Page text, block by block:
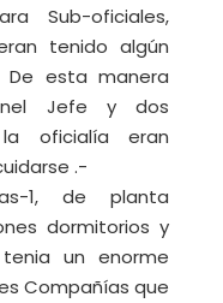
Sub-oficiales,
tenido algún
De esta manera
Jefe y dos
oficialía eran
.-
1, de planta
dormitorios y
un enorme
Compañías que